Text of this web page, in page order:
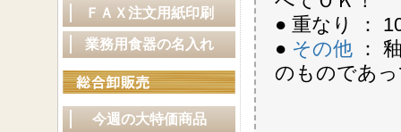
● 重なり ：
● その他 ：
のものであ
ＦＡＸ注文用紙印刷
業務用食器の名入れ
今週の大特価商品